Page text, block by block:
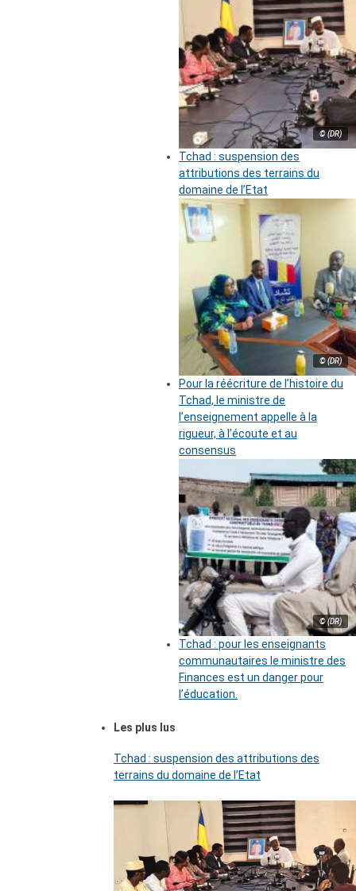
© (DR)
Tchad : suspension des
attributions des terrains du
domaine de l’Etat
© (DR)
Pour la réécriture de l’histoire du
Tchad, le ministre de
l’enseignement appelle à la
rigueur, à l’écoute et au
consensus
© (DR)
Tchad : pour les enseignants
communautaires le ministre des
Finances est un danger pour
l’éducation.
Les plus lus
Tchad : suspension des attributions des
terrains du domaine de l’Etat